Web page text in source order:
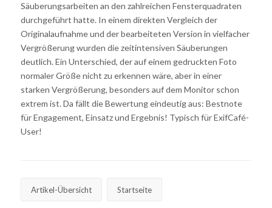
Säuberungsarbeiten an den zahlreichen Fensterquadraten
durchgeführt hatte. In einem direkten Vergleich der
Originalaufnahme und der bearbeiteten Version in vielfacher
Vergrößerung wurden die zeitintensiven Säuberungen
deutlich. Ein Unterschied, der auf einem gedruckten Foto
normaler Größe nicht zu erkennen wäre, aber in einer
starken Vergrößerung, besonders auf dem Monitor schon
extrem ist. Da fällt die Bewertung eindeutig aus: Bestnote
für Engagement, Einsatz und Ergebnis! Typisch für ExifCafé-
User!
Artikel-Übersicht Startseite